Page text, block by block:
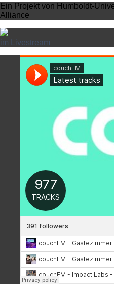
Ein Projekt von Humboldt-
Alliance
im Livestream